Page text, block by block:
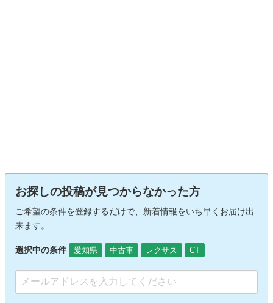
お探しの投稿が見つからなかった方
ご希望の条件を登録するだけで、新着情報をいち早くお届け出
来ます。
選択中の条件 愛知県 中古車 レクサス CT